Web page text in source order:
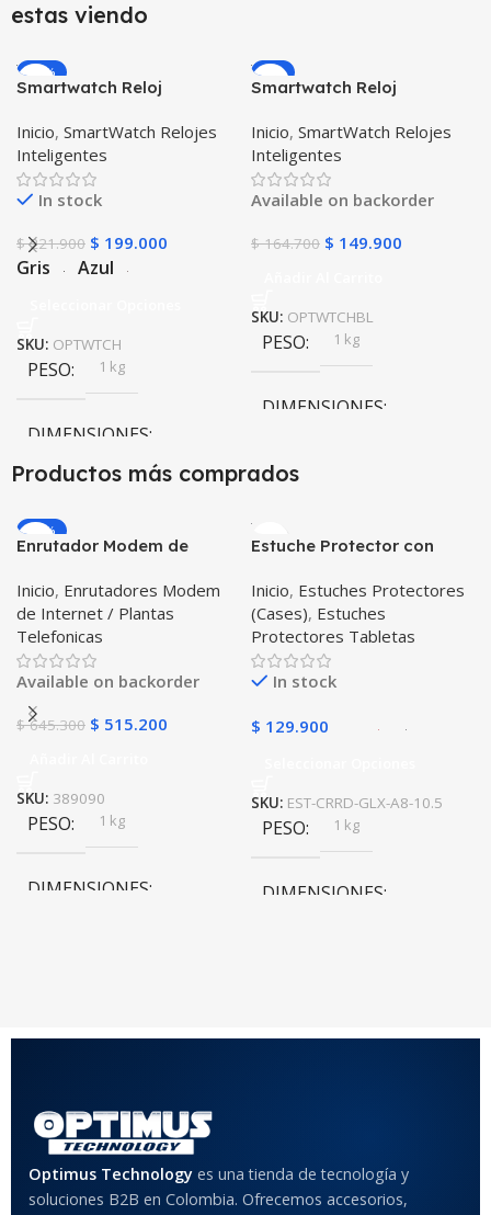
estas viendo
-10%
Smartwatch Reloj
WATCH™ (KW37 PRO) Mide
Temperatura Presión
Arterial y Ritmo Cardíaco
Inicio, SmartWatch Relojes
Inteligentes
In stock
$221.900 $ 199.000
Gris Azul
SKU: OPTWTCH
PESO 1 kg
DIMENSIONES
COLOR
Gris,Negro , Azul ,Rosa
-9%
Smartwatch Reloj
WATCH BLACK™ (PK W34
Iwo 10 12) Compatible
Android y iPhone
Inicio, SmartWatch Relojes
Inteligentes
Available on backorder
$164.700 $ 149.900
SKU: OPTWTCHBL
PESO 1 kg
DIMENSIONES
10 × 10 × 24 cm
Productos más comprados
-20%
Enrutador Modem de
Libre Todo Operador 4G
LTE SIMCARD
Inicio, Enrutadores Modem
de Internet / Plantas
Telefonicas
Available on backorder
$645.300 $ 515.200
SKU: 389090
PESO 1 kg
DIMENSIONES
Estuche Protector con
Tablet Samsung Galaxy
Tab A8 10.5 2021 – 2022
SM-x200 SM-x205 Anti
golpes con soporte
Inicio, Estuches Protectores
(Cases), Estuches
Protectores Tabletas
In stock
$ 129.900
SKU: EST-CRRD-GLX-A8-10.5
PESO 1 kg
DIMENSIONES
Anti-Shock
Optimus Technology es una tienda de tecnología y
soluciones B2B en Colombia. Ofrecemos accesorios,